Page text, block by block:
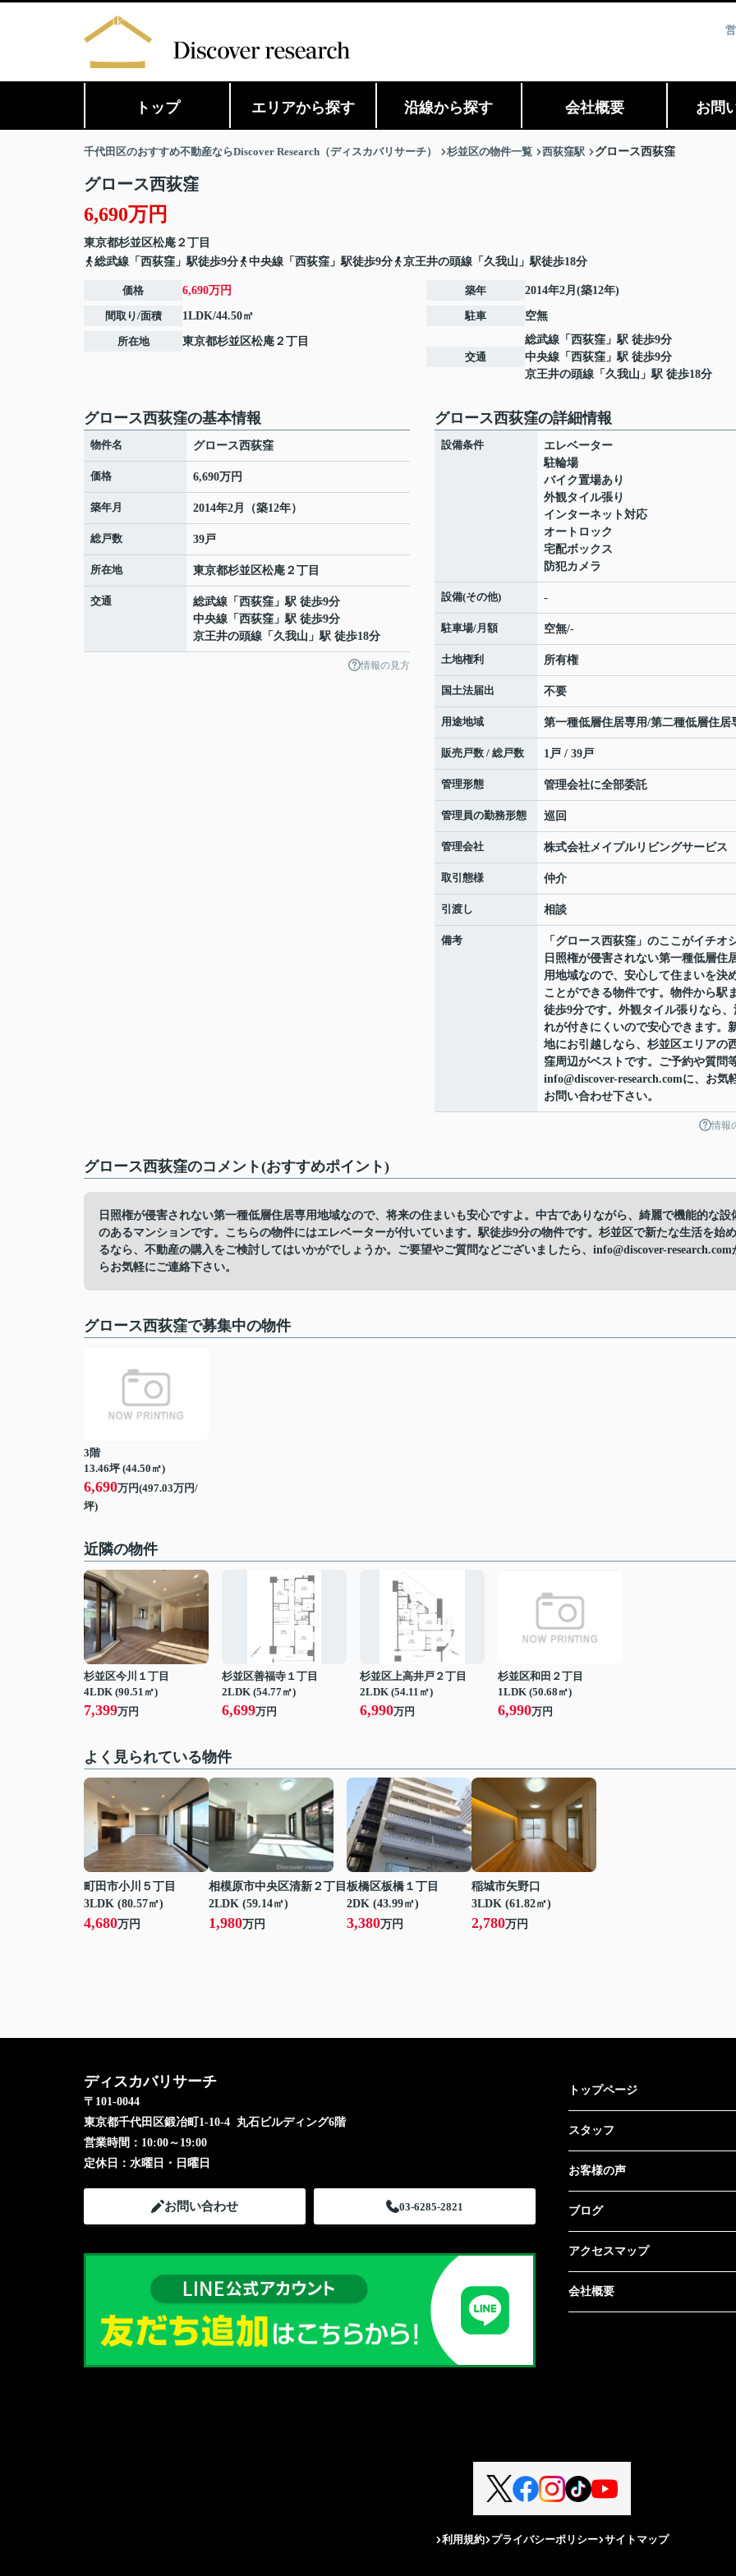
トップ エリアから探す 沿線から探す 会社概要 お問
千代田区のおすすめ不動産ならDiscover Research（ディスカバリサーチ） 杉並区の物件一覧 西荻窪駅 グロース西荻窪
グロース西荻窪
6,690万円
東京都杉並区松庵 ２丁目
総武線「西荻窪」駅徒歩9分
中央線「西荻窪」駅徒歩9分 京王井の頭線「久我山」駅徒歩18分
価格 6,690万円
間取り/面積 1LDK/44.50㎡
所在地 東京都杉並区松庵 ２丁目
築年 2014年2月(築12年)
駐車 空無
交通
総武線 「 西荻窪 」駅 徒歩9分
中央線 「 西荻窪 」駅 徒歩9分
京王井の頭線 「 久我山 」駅 徒歩18分
グロース西荻窪の基本情報
物件名 グロース西荻窪
価格 6,690万円
築年月 2014年2月（築12年）
総戸数 39戸
所在地 東京都杉並区松庵 ２丁目
交通 総武線 「 西荻窪 」駅 徒歩9分
中央線 「 西荻窪 」駅 徒歩9分
京王井の頭線 「 久我山 」駅 徒歩18分
情報の見方
グロース西荻窪の詳細情報
設備条件
エレベーター
駐輪場
バイク置場あり
外観タイル張り
インターネット対応
オートロック
宅配ボックス
防犯カメラ
設備(その他) -
駐車場/月額 空無/-
土地権利 所有権
国土法届出 不要
用途地域 第一種低層住居専用/第二種低層住居
販売戸数 / 総戸数 1戸 / 39戸
管理形態 管理会社に全部委託
管理員の勤務形態 巡回
管理会社 株式会社メイプルリビングサービス
取引態様 仲介
引渡し 相談
備考
「グロース西荻窪」のここがイチオシ
日照権が侵害されない第一種低層住
用地域なので、安心して住まいを決
ことができる物件です。物件から駅
徒歩9分です。外観タイル張りなら、
れが付きにくいので安心できます。
地にお引越しなら、杉並区エリアの
窪周辺がベストです。ご予約や質問
info@discover-research.comに、お気
お問い合わせ下さい。
情報
グロース西荻窪のコメント(おすすめポイント)
日照権が侵害されない第一種低層住居専用地域なので、将来の住まいも安心ですよ。中古でありながら、綺麗で機能的な設
のあるマンションです。こちらの物件にはエレベーターが付いています。駅徒歩9分の物件です。杉並区で新たな生活を始め
るなら、不動産の購入をご検討してはいかがでしょうか。ご要望やご質問などございましたら、info@discover-research.com
らお気軽にご連絡下さい。
グロース西荻窪で募集中の物件
3階
13.46坪 (44.50㎡)
6,690万円(497.03万円/
坪)
近隣の物件
杉並区今川１丁目
4LDK (90.51㎡)
7,399万円
杉並区善福寺１丁目
2LDK (54.77㎡)
6,699万円
杉並区上高井戸２丁目
2LDK (54.11㎡)
6,990万円
杉並区和田２丁目
1LDK (50.68㎡)
6,990万円
よく見られている物件
町田市小川５丁目
3LDK (80.57㎡)
4,680万円
相模原市中央区清新２丁目
2LDK (59.14㎡)
1,980万円
板橋区板橋１丁目
2DK (43.99㎡)
3,380万円
稲城市矢野口
3LDK (61.82㎡)
2,780万円
ディスカバリサーチ
〒101-0044
東京都千代田区鍛冶町1-10-4 丸石ビルディング6階
営業時間： 10:00～19:00
定休日： 水曜日・日曜日
お問い合わせ 03-6285-2821
トップページ
スタッフ
お客様の声
ブログ
アクセスマップ
会社概要
利用規約 プライバシーポリシー サイトマップ